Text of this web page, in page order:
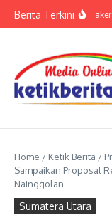
Berita TerkiniWamenaker
Home / Ketik Berita /
Sampaikan Proposal
Nainggolan
Sumatera Utara